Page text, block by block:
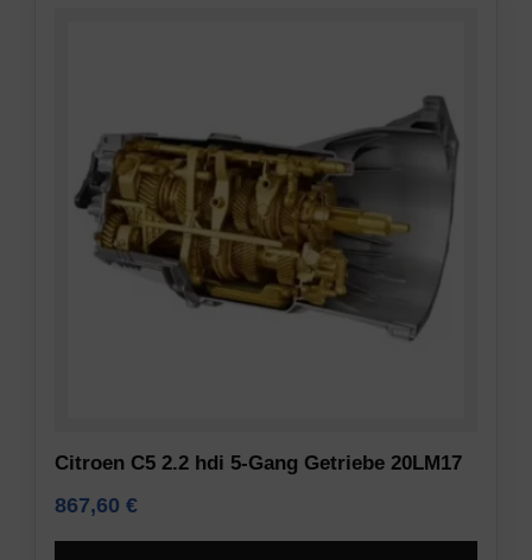
Citroen C5 2.2 hdi 5-Gang Getriebe 20LM17
867,60 €